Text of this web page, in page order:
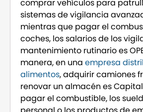
comprar vehículos para
sistemas de vigilancia
mientras que pagar el
coches, los salarios de los
mantenimiento rutinario es
manera, en una empresa
alimentos, adquirir camiones
renovar un almacén es
pagar el combustible, los